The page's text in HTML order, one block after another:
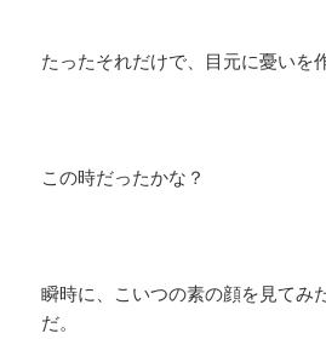
たったそれだけで、目元に憂いを
この時だったかな？
瞬時に、こいつの素の顔を見てみ
だ。